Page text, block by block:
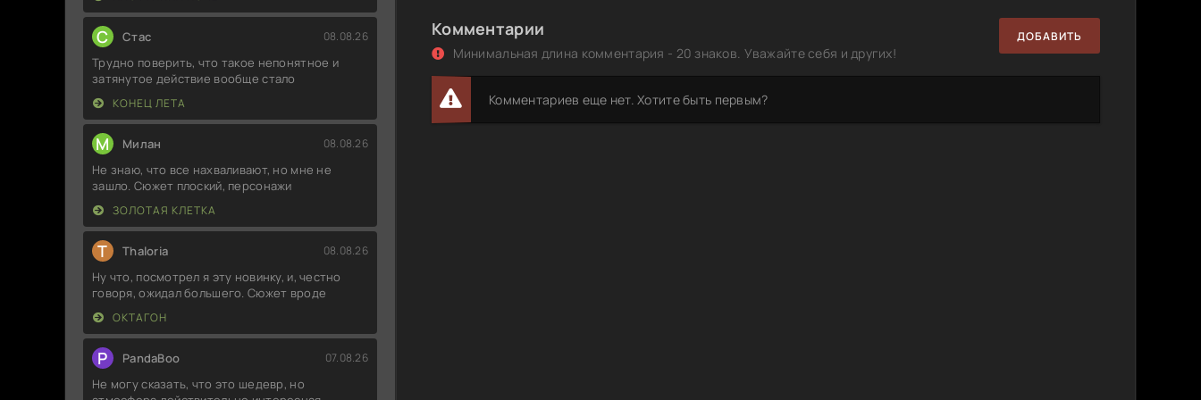
С Стас 08.08.26
Трудно поверить, что такое непонятное и
затянутое действие вообще стало
КОНЕЦ ЛЕТА
М Милан 08.08.26
Не знаю, что все нахваливают, но мне не
зашло. Сюжет плоский, персонажи
ЗОЛОТАЯ КЛЕТКА
T Thaloria 08.08.26
Ну что, посмотрел я эту новинку, и, честно
говоря, ожидал большего. Сюжет вроде
ОКТАГОН
P PandaBoo 07.08.26
Не могу сказать, что это шедевр, но
Каннибал / Canibal (2013) BDRip 720p от CINEMANIA | L1
Каннибал / Canibal (2013) BDRip 1080p от CINEMANIA | L1 0 1
Комментарии
Минимальная длина комментария - 20 знаков. Уважайте себя и других!
ДОБАВИТЬ
Комментариев еще нет. Хотите быть первым?